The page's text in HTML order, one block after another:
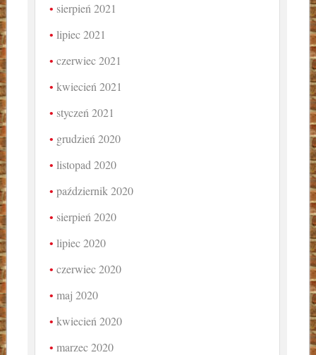
sierpień 2021
lipiec 2021
czerwiec 2021
kwiecień 2021
styczeń 2021
grudzień 2020
listopad 2020
październik 2020
sierpień 2020
lipiec 2020
czerwiec 2020
maj 2020
kwiecień 2020
marzec 2020